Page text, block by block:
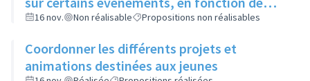
leur participation aux actions de la ville
16 nov. Non réalisable Propositions non réalisables
Coordonner les différents projets et
animations destinées aux jeunes